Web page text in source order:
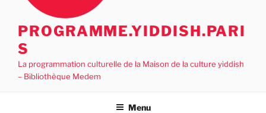
PROGRAMME.YIDDISH.PARI
S
La programmation culturelle de la Maison de la culture yiddish
– Bibliothèque Medem
Menu